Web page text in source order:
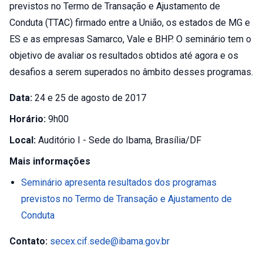
previstos no Termo de Transação e Ajustamento de
Conduta (TTAC) firmado entre a União, os estados de MG e
ES e as empresas Samarco, Vale e BHP. O seminário tem o
objetivo de avaliar os resultados obtidos até agora e os
desafios a serem superados no âmbito desses programas.
Data: 24 e 25 de agosto de 2017
Horário: 9h00
Local: Auditório I - Sede do Ibama, Brasília/DF
Mais informações
Seminário apresenta resultados dos programas
previstos no Termo de Transação e Ajustamento de
Conduta
Contato: secex.cif.sede@ibama.gov.br